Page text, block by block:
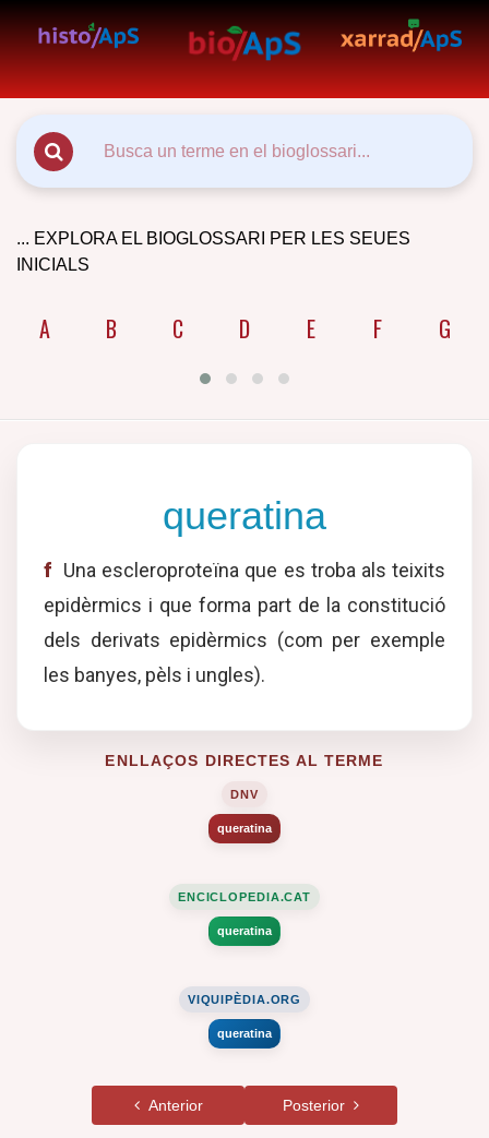
... EXPLORA EL BIOGLOSSARI PER LES SEUES
INICIALS
A B C D E F G
queratina
f Una escleroproteïna que es troba als teixits
epidèrmics i que forma part de la constitució
dels derivats epidèrmics (com per exemple
les banyes, pèls i ungles).
ENLLAÇOS DIRECTES AL TERME
DNV
queratina
ENCICLOPEDIA.CAT
queratina
VIQUIPÈDIA.ORG
queratina
Anterior Posterior